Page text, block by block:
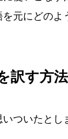
元にどの
訳す方法
ついたとし